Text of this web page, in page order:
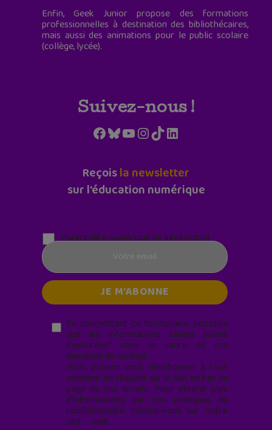
Enfin, Geek Junior propose des formations
professionnelles à destination des bibliothécaires,
mais aussi des animations pour le public scolaire
(collège, lycée).
Suivez-nous !
Facebook
Bluesky
YouTube
Instagram
TikTokLinkedIn
Reçoisla newsletter
sur l'éducation numérique
Parentalité numérique (le lundi matin)
En soumettant ce formulaire, j’accepte
que les informations saisies soient
exploitées* dans le cadre de ma
demande de contact.
Vous pouvez vous désabonner à tout
moment en cliquant sur le lien en bas de
page de nos emails. Pour obtenir plus
d'informations sur nos pratiques de
confidentialité, rendez-vous sur notre
site web